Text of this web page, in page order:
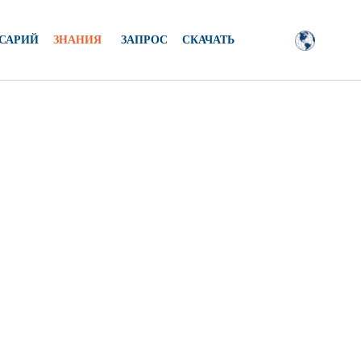
ЗНАНИЯ ЗАПРОС СКАЧАТЬ